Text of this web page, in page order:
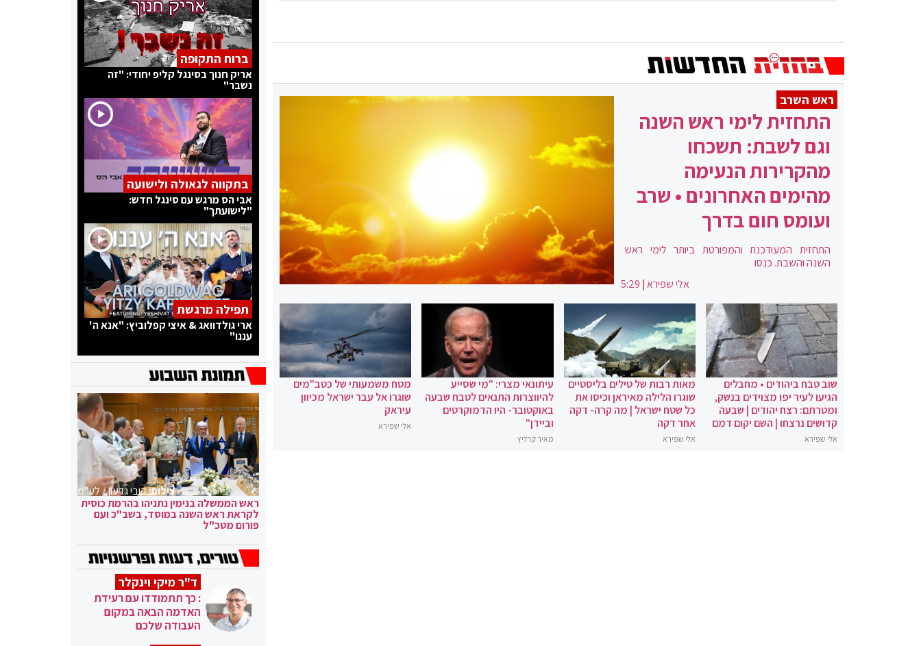
ראש השרב
התחזית לימי ראש השנה
וגם לשבת: תשכחו
מהקרירות הנעימה
מהימים האחרונים • שרב
ועומס חום בדרך
התחזית המעודכנת והמפורטת ביותר לימי ראש
השנה והשבת. כנסו
אלי שפירא|
5:29
שוב טבח ביהודים • מחבלים
הגיעו לעיר יפו מצוידים בנשק,
ומטרתם: רצח יהודים | שבעה
קדושים נרצחו | השם יקום דמם
אלי שפירא
מאות רבות של טילים בליסטיים
שוגרו הלילה מאיראן וכיסו את
כל שטח ישראל | מה קרה- דקה
אחר דקה
אלי שפירא
עיתונאי מצרי: "מי שסייע
להיווצרות התנאים לטבח שבעה
באוקטובר- היו הדמוקרטים
וביידן"
מאיר קרליץ
מטח משמעותי של כטב"מים
שוגרו אל עבר ישראל מכיוון
עיראק
אלי שפירא
ברוח התקופה
אריק חנוך בסינגל קליפ יחודי: "זה
נשבר"
בתקווה לגאולה ולישועה
אבי הס מרגש עם סינגל חדש:
"לישועתך"
תפילה מרגשת
ארי גולדוואג & איצי קפלוביץ: "אנא ה'
עננו"
צילום:קובי גדעון / לע"מ
ראש הממשלה בנימין נתניהו בהרמת כוסית
לקראת ראש השנה במוסד, בשב"כ ועם
פורום מטכ"ל
ד"ר מיקי וינקלר
: כך תתמודדו עם רעידת
האדמה הבאה במקום
העבודה שלכם